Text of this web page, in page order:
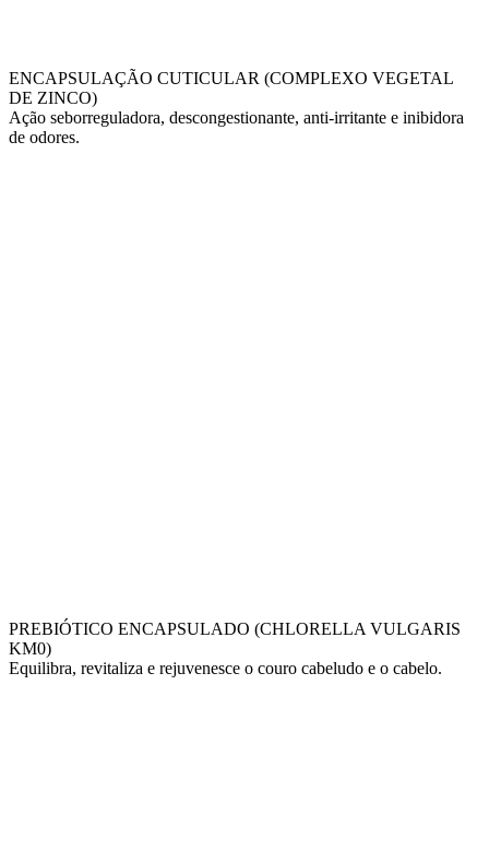
ENCAPSULAÇÃO CUTICULAR (COMPLEXO VEGETAL
DE ZINCO)
Ação seborreguladora, descongestionante, anti-irritante e inibidora
de odores.
PREBIÓTICO ENCAPSULADO (CHLORELLA VULGARIS
KM0)
Equilibra, revitaliza e rejuvenesce o couro cabeludo e o cabelo.